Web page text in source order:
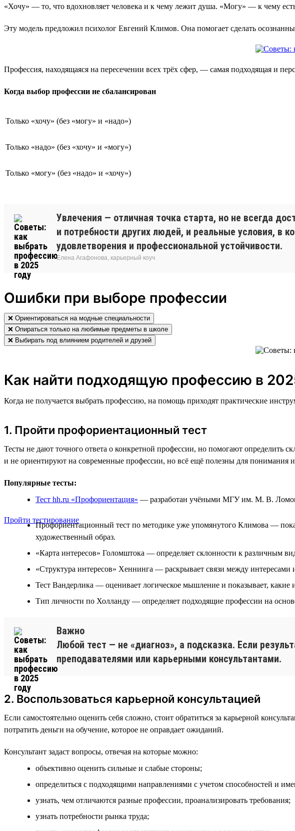
«Хочу» — то, что вдохновляет человека и к чему лежит душа. «Могу» — к чему
Эту модель предложил психолог Евгений Климов. Она помогает сделать
Профессия, находящаяся на пересечении всех трёх сфер, — самая подходящая и
Когда выбор профессии не сбалансирован
Только «хочу» (без «могу» и «надо»)
Только «надо» (без «хочу» и «могу»)
Только «могу» (без «надо» и «хочу»)
Увлечения — отличная точка старта, но не всегда
и потребности других людей, и реальные условия, в
удовлетворения и профессиональной устойчивости.
Елена Агафонова, карьерный коуч
Ошибки при выборе профессии
❌ Ориентироваться на модные специальности
❌ Опираться только на любимые предметы в школе
❌ Выбирать под влиянием родителей и друзей
Как найти подходящую профессию в
Когда не получается выбрать профессию, на помощь приходят практические
1. Пройти профориентационный тест
Тесты не дают точного ответа о конкретной профессии, но помогают определить
и не ориентируют на современные профессии, но всё ещё полезны для понимания
Популярные тесты:
Тест hh.ru «Профориентация» — разработан учёными МГУ им. М. В.
Пройти тестирование
Профориентационный тест по методике уже упомянутого Климова —
художественный образ.
«Карта интересов» Голомштока — определяет склонности к различным
«Структура интересов» Хеннинга — раскрывает связи между интересами
Тест Вандерлика — оценивает логическое мышление и показывает, какие
Тип личности по Холланду — определяет подходящие профессии на
Важно
Любой тест — не «диагноз», а подсказка. Если
преподавателями или карьерными консультантами.
2. Воспользоваться карьерной консультацией
Если самостоятельно оценить себя сложно, стоит обратиться за карьерной
потратить деньги на обучение, которое не оправдает ожиданий.
Консультант задаст вопросы, отвечая на которые можно:
объективно оценить сильные и слабые стороны;
определиться с подходящими направлениями с учетом способностей и
узнать, чем отличаются разные профессии, проанализировать требования;
узнать потребности рынка труда;